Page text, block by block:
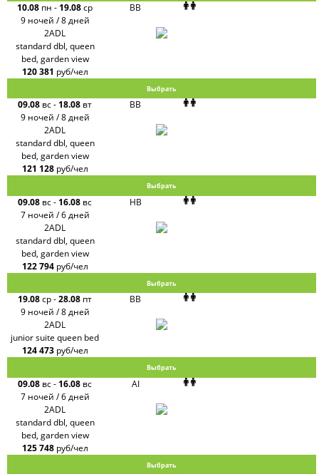
10.08 пн - 19.08ср
9 ночей / 8 дней
BB
2ADL
standard dbl, queen
bed, garden view
120 381 руб/чел
Выбрать
09.08 вс- 18.08 вт
9 ночей / 8 дней
BB
2ADL
standard dbl, queen
bed, garden view
121 128 руб/чел
Выбрать
09.08 вс- 16.08 вс
7 ночей / 6 дней
HB
2ADL
standard dbl, queen
bed, garden view
122 794 руб/чел
Выбрать
19.08ср-28.08 пт
9 ночей / 8 дней
BB
2ADL
junior suite queen bed
124 473 руб/чел
Выбрать
09.08 вс- 16.08 вс
7 ночей / 6 дней
AI
2ADL
standard dbl, queen
bed, garden view
125 748 руб/чел
Выбрать